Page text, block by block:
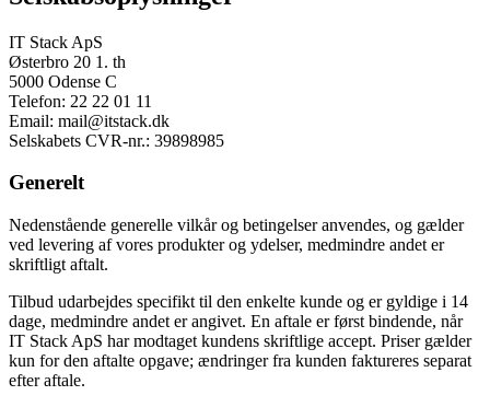
IT Stack ApS
Østerbro 20 1. th
5000 Odense C
Telefon: 22 22 01 11
Email: mail@itstack.dk
Selskabets CVR-nr.: 39898985
Generelt
Nedenstående generelle vilkår og betingelser anvendes, og gælder
ved levering af vores produkter og ydelser, medmindre andet er
skriftligt aftalt.
Tilbud udarbejdes specifikt til den enkelte kunde og er gyldige i 14
dage, medmindre andet er angivet. En aftale er først bindende, når
IT Stack ApS har modtaget kundens skriftlige accept. Priser gælder
kun for den aftalte opgave; ændringer fra kunden faktureres separat
efter aftale.